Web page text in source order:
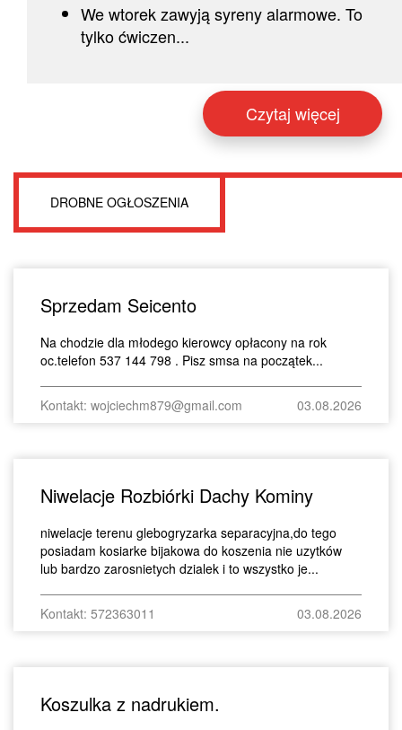
We wtorek zawyją syreny alarmowe. To
tylko ćwiczen...
Czytaj więcej
DROBNE OGŁOSZENIA
Sprzedam Seicento
Na chodzie dla młodego kierowcy opłacony na rok
oc.telefon 537 144 798 . Pisz smsa na początek...
Kontakt: wojciechm879@gmail.com 03.08.2026
Niwelacje Rozbiórki Dachy Kominy
niwelacje terenu glebogryzarka separacyjna,do tego
posiadam kosiarke bijakowa do koszenia nie uzytków
lub bardzo zarosnietych dzialek i to wszystko je...
Kontakt: 572363011 03.08.2026
Koszulka z nadrukiem.